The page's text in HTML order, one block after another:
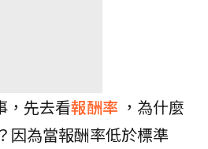
，先去看報酬率 ，為什麼
因為當報酬率低於標準